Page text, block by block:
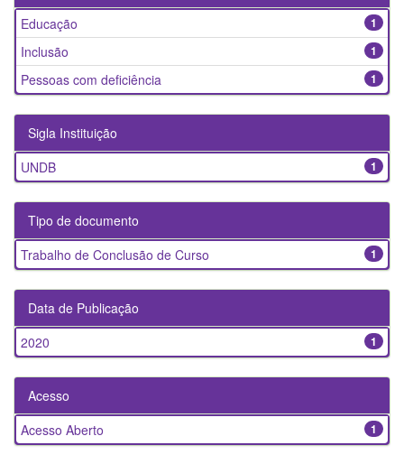
1
Educação
1
Inclusão
1
Pessoas com deficiência
Sigla Instituição
1
UNDB
Tipo de documento
1
Trabalho de Conclusão de Curso
Data de Publicação
1
2020
Acesso
1
Acesso Aberto